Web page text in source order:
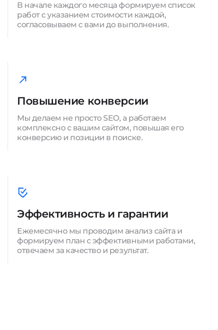
В начале каждого месяца формируем список
работ с указанием стоимости каждой,
согласовываем с вами до выполнения.
Повышение конверсии
Мы делаем не просто SEO, а работаем
комплексно с вашим сайтом, повышая его
конверсию и позиции в поиске.
Эффективность и гарантии
Ежемесячно мы проводим анализ сайта и
формируем план с эффективными работами,
отвечаем за качество и результат.